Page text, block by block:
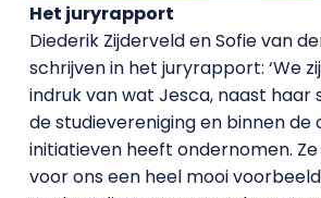
Het juryrapport
Diederik Zijderveld en Sofie van
schrijven in het juryrapport: ‘We
indruk van wat Jesca, naast haar
de studievereniging en binnen de
initiatieven heeft ondernomen.
voor ons een heel mooi